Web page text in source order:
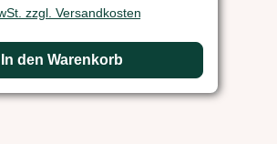
zzgl. Versandkosten
In den Warenkorb